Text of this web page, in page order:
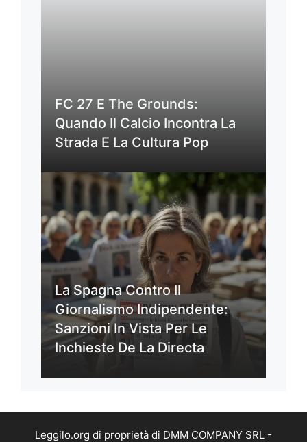
FC 27 E The Grounds:
Quando Il Calcio Incontra La
Strada E La Cultura Pop
La Spagna Contro Il
Giornalismo Indipendente:
Sanzioni In Vista Per Le
Inchieste De La Directa
Leggilo.org di proprietà di DMM COMPANY SRL -